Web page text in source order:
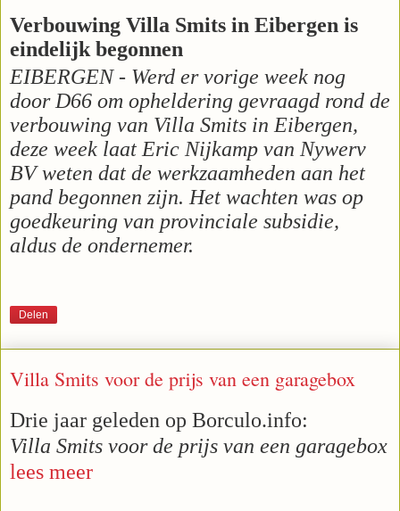
Verbouwing Villa Smits in Eibergen is
eindelijk begonnen
EIBERGEN - Werd er vorige week nog
door D66 om opheldering gevraagd rond de
verbouwing van Villa Smits in Eibergen,
deze week laat Eric Nijkamp van Nywerv
BV weten dat de werkzaamheden aan het
pand begonnen zijn. Het wachten was op
goedkeuring van provinciale subsidie,
aldus de ondernemer.
Delen
Villa Smits voor de prijs van een garagebox
Drie jaar geleden op Borculo.info:
Villa Smits voor de prijs van een garagebox
lees meer